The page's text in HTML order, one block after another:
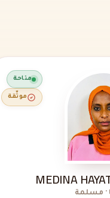
متاحة
موثّقة
MEDINA
· مسلمة